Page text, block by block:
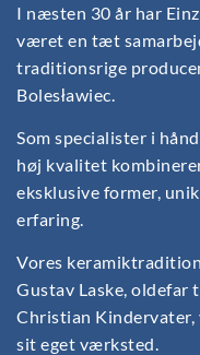
I næsten 30 år har
været en tæt
traditionsrige
Bolesławiec.
Som specialister i
høj kvalitet
eksklusive former,
erfaring.
Vores
Gustav Laske,
Christian Kindervater,
sit eget værksted.